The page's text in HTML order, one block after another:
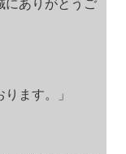
にありがとうご
ます。」